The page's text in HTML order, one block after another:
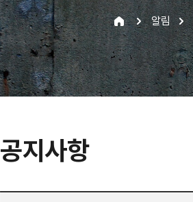
알림
공지사항